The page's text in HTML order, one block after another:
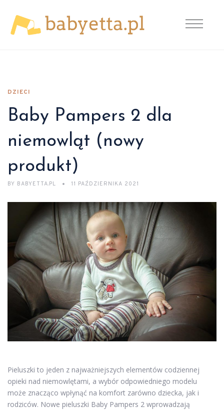
DZIECI
Baby Pampers 2 dla
niemowląt (nowy
produkt)
BY BABYETTA.PL 11 PAŹDZIERNIKA 2021
Pieluszki to jeden z najważniejszych elementów codziennej
opieki nad niemowlętami, a wybór odpowiedniego modelu
może znacząco wpłynąć na komfort zarówno dziecka, jak i
rodziców. Nowe pieluszki Baby Pampers 2 wprowadzają